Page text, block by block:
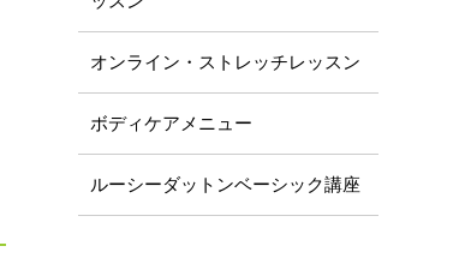
オンライン・ストレッチレッスン
ボディケアメニュー
ルーシーダットンベーシック講座